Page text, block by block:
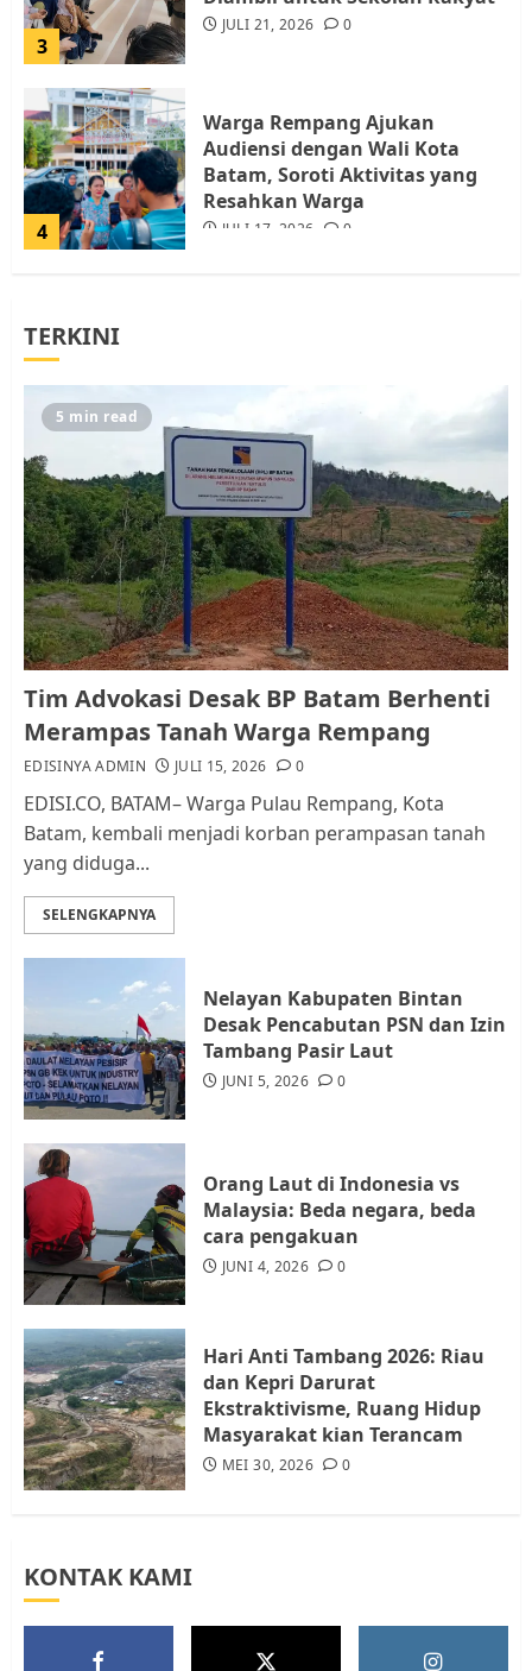
3
JULI 21, 2026 0
4
Warga Rempang Ajukan
Audiensi dengan Wali Kota
Batam, Soroti Aktivitas yang
Resahkan Warga
JULI 17, 2026 0
5
1
Pemko Batam Tegaskan RT dan
RW bukan Petugas Pendataan
dan Pemungutan Pajak
AGUSTUS 1, 2026 0
Kader Pajak jadi Penghubung
Pemerintah dan Masyarakat di
Lingkungan RT/RW
AGUSTUS 1, 2026
4
Warga Rempang Ajukan
Audiensi dengan Wali Kota
5
Tim Advokasi Desak BP Batam
Berhenti Merampas Tanah
TERKINI
5 min read
Tim Advokasi Desak BP Batam Berhenti
Merampas Tanah Warga Rempang
EDISINYA ADMIN JULI 15, 2026 0
EDISI.CO, BATAM– Warga Pulau Rempang, Kota
Batam, kembali menjadi korban perampasan tanah
yang diduga...
SELENGKAPNYA
Nelayan Kabupaten Bintan
Desak Pencabutan PSN dan Izin
Tambang Pasir Laut
JUNI 5, 2026 0
Orang Laut di Indonesia vs
Malaysia: Beda negara, beda
cara pengakuan
JUNI 4, 2026 0
Hari Anti Tambang 2026: Riau
dan Kepri Darurat
Ekstraktivisme, Ruang Hidup
Masyarakat kian Terancam
MEI 30, 2026 0
KONTAK KAMI